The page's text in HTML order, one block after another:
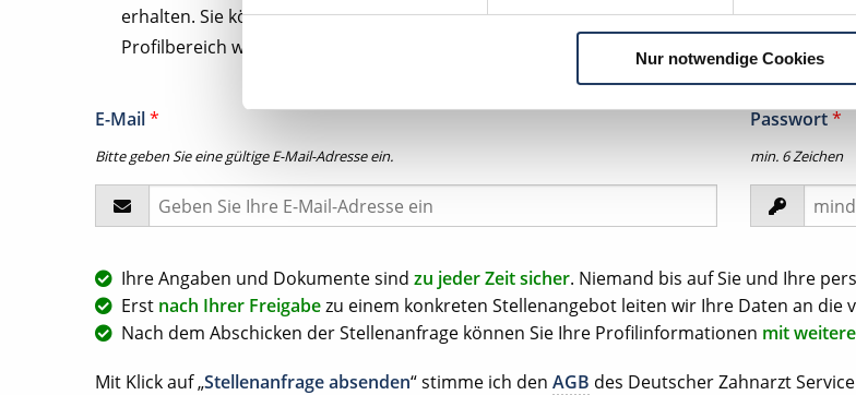
Nur notwendige Cookies
erhalten. Sie können diese Zustimmung jederzeit in Ihrem
Profilbereich widerrufen.
E-Mail*
Bitte geben Sie eine gültige E-Mail-Adresse ein.
Passwort*
min. 6 Zeichen
Ihre Angaben und Dokumente sind zu jeder Zeit sicher. Niemand bis auf Sie und Ihre
Erst nach Ihrer Freigabezu einem konkreten Stellenangebot leiten wir Ihre Daten an die
Nach dem Abschicken der Stellenanfrage können Sie Ihre Profilinformationen mit
Mit Klick auf „Stellenanfrage absenden“ stimme ich den AGB des Deutscher Zahnarzt